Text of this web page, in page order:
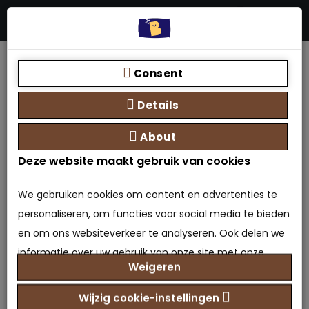
Zoeken
Boxspring met opbergruimte - eenpersoons
Eenpersoons opbergboxspring
Eenpersoons
opbergboxspring
0 beoordeling(en) Geef beoordeling
Consent
Details
About
Deze website maakt gebruik van cookies
We gebruiken cookies om content en advertenties te
personaliseren, om functies voor social media te bieden
en om ons websiteverkeer te analyseren. Ook delen we
informatie over uw gebruik van onze site met onze
partners voor social media, adverteren en analyse. Deze
partners kunnen deze gegevens combineren met
Weigeren
Wijzig cookie-instellingen